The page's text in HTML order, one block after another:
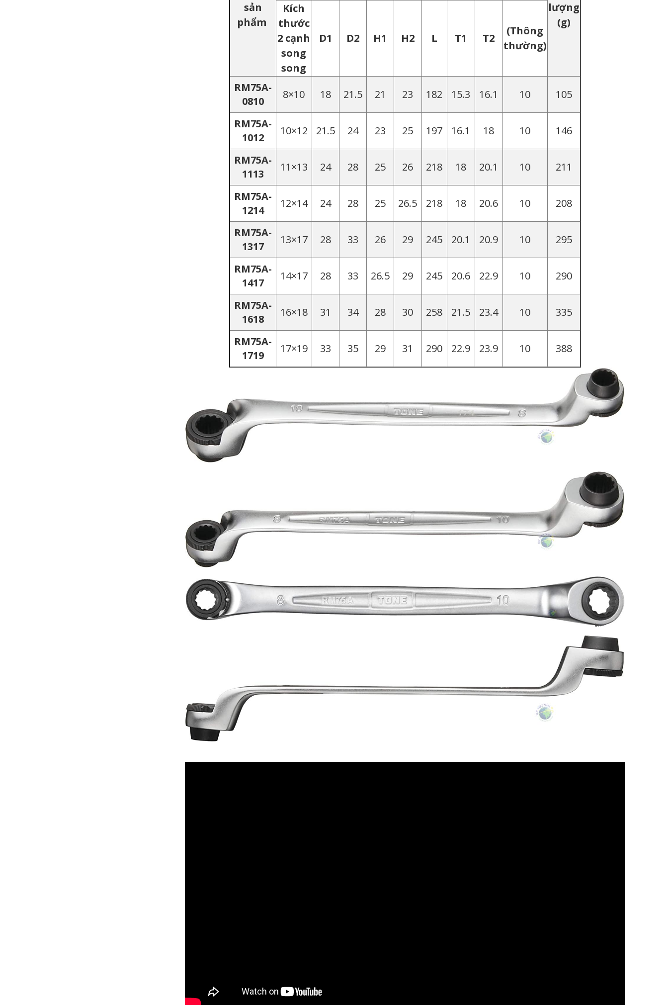
sản
phẩm
lượng
(g)
Kích
thước
2 cạnh
song
song
D1 D2 H1 H2 L T1 T2
(Thông
thường)
RM75A-
0810
8×10 18 21.5 21 23 182 15.3 16.1 10 105
RM75A-
1012
10×12 21.5 24 23 25 197 16.1 18 10 146
RM75A-
1113
11×13 24 28 25 26 218 18 20.1 10 211
RM75A-
1214
12×14 24 28 25 26.5 218 18 20.6 10 208
RM75A-
1317
13×17 28 33 26 29 245 20.1 20.9 10 295
RM75A-
1417
14×17 28 33 26.5 29 245 20.6 22.9 10 290
RM75A-
1618
16×18 31 34 28 30 258 21.5 23.4 10 335
RM75A-
1719
17×19 33 35 29 31 290 22.9 23.9 10 388